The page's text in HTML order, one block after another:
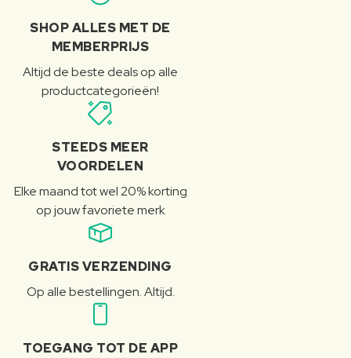
SHOP ALLES MET DE
MEMBERPRIJS
Altijd de beste deals op alle
productcategorieën!
STEEDS MEER
VOORDELEN
Elke maand tot wel 20% korting
op jouw favoriete merk
GRATIS VERZENDING
Op alle bestellingen. Altijd.
TOEGANG TOT DE APP